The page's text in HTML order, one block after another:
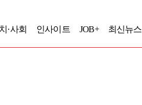
·사회 인사이트 JOB+ 최신뉴스